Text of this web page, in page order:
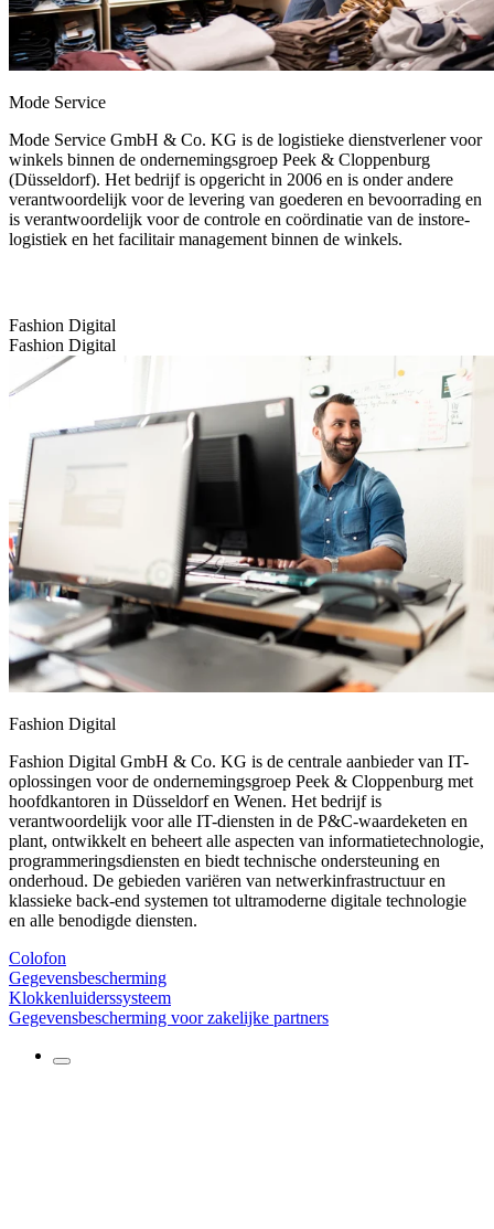
Mode Service
Mode Service GmbH & Co. KG is de logistieke dienstverlener voor
winkels binnen de ondernemingsgroep Peek & Cloppenburg
(Düsseldorf). Het bedrijf is opgericht in 2006 en is onder andere
verantwoordelijk voor de levering van goederen en bevoorrading en
is verantwoordelijk voor de controle en coördinatie van de instore-
logistiek en het facilitair management binnen de winkels.
Fashion Digital
Fashion Digital
Fashion Digital
Fashion Digital GmbH & Co. KG is de centrale aanbieder van IT-
oplossingen voor de ondernemingsgroep Peek & Cloppenburg met
hoofdkantoren in Düsseldorf en Wenen. Het bedrijf is
verantwoordelijk voor alle IT-diensten in de P&C-waardeketen en
plant, ontwikkelt en beheert alle aspecten van informatietechnologie,
programmeringsdiensten en biedt technische ondersteuning en
onderhoud. De gebieden variëren van netwerkinfrastructuur en
klassieke back-end systemen tot ultramoderne digitale technologie
en alle benodigde diensten.
Colofon
Gegevensbescherming
Klokkenluiderssysteem
Gegevensbescherming voor zakelijke partners